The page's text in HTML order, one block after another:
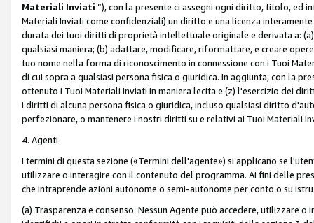
Materiali Inviati ”), con la presente ci assegni ogni diritto, titolo, ed
Materiali Inviati come confidenziali) un diritto e una licenza
durata dei tuoi diritti di proprietà intellettuale originale e derivata a:
qualsiasi maniera; (b) adattare, modificare, riformattare, e creare
tuo nome nella forma di riconoscimento in connessione con i Tuoi
di cui sopra a qualsiasi persona fisica o giuridica. In aggiunta, con la
ottenuto i Tuoi Materiali Inviati in maniera lecita e (z) l'esercizio dei
i diritti di alcuna persona fisica o giuridica, incluso qualsiasi diritto
perfezionare, o mantenere i nostri diritti su e relativi ai Tuoi Materiali
4. Agenti
I termini di questa sezione («Termini dell'agente») si applicano se
utilizzare o interagire con il contenuto del programma. Ai fini delle
che intraprende azioni autonome o semi-autonome per conto o su
(a) Trasparenza e consenso. Nessun Agente può accedere, utilizzare